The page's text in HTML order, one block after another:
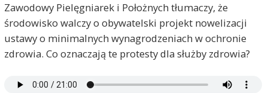
Zawodowy Pielęgniarek i Położnych tłumaczy, że
środowisko walczy o obywatelski projekt nowelizacji
ustawy o minimalnych wynagrodzeniach w ochronie
zdrowia. Co oznaczają te protesty dla służby zdrowia?